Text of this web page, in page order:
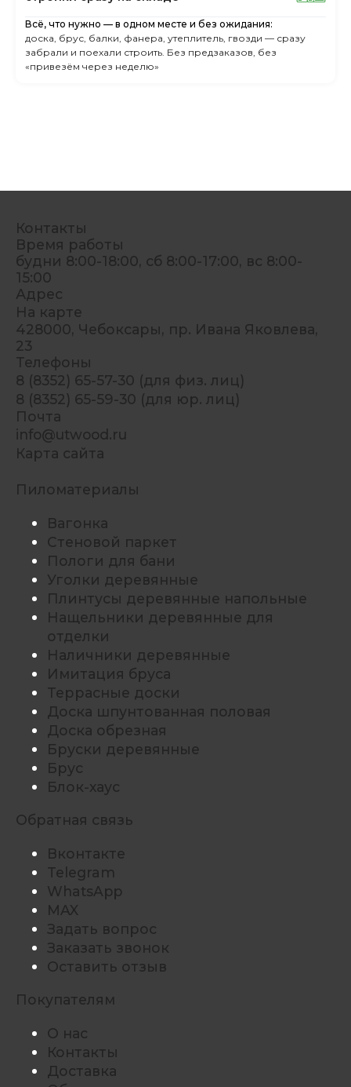
Всё, что нужно — в одном месте и без ожидания:
доска, брус, балки, фанера, утеплитель, гвозди — сразу
забрали и поехали строить. Без предзаказов, без
«привезём через неделю»
Контакты
Время работы
будни 8:00-18:00, сб 8:00-17:00, вс 8:00-
15:00
Адрес
На карте
428000, Чебоксары, пр. Ивана Яковлева,
23
Телефоны
8 (8352) 65-57-30 (для физ. лиц)
8 (8352) 65-59-30 (для юр. лиц)
Почта
info@utwood.ru
Карта сайта
Пиломатериалы
Вагонка
Стеновой паркет
Пологи для бани
Уголки деревянные
Плинтусы деревянные напольные
Нащельники деревянные для
отделки
Наличники деревянные
Имитация бруса
Террасные доски
Доска шпунтованная половая
Доска обрезная
Бруски деревянные
Брус
Блок-хаус
Обратная связь
Вконтакте
Telegram
WhatsApp
MAX
Задать вопрос
Заказать звонок
Оставить отзыв
Покупателям
О нас
Контакты
Доставка